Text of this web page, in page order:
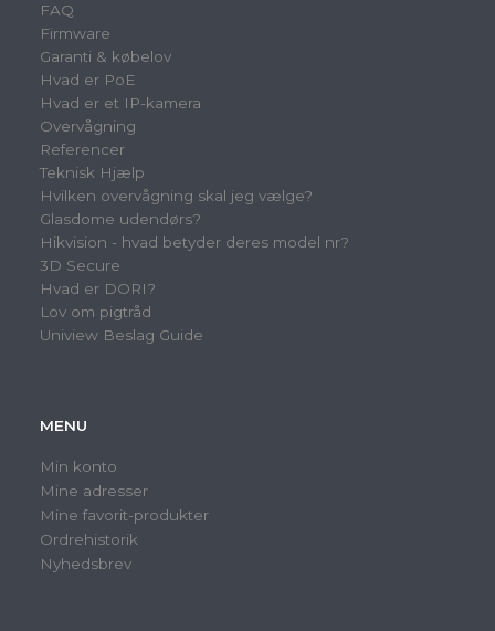
FAQ
Firmware
Garanti & købelov
Hvad er PoE
Hvad er et IP-kamera
Overvågning
Referencer
Teknisk Hjælp
Hvilken overvågning skal jeg vælge?
Glasdome udendørs?
Hikvision - hvad betyder deres model nr?
3D Secure
Hvad er DORI?
Lov om pigtråd
Uniview Beslag Guide
MENU
Min konto
Mine adresser
Mine favorit-produkter
Ordrehistorik
Nyhedsbrev